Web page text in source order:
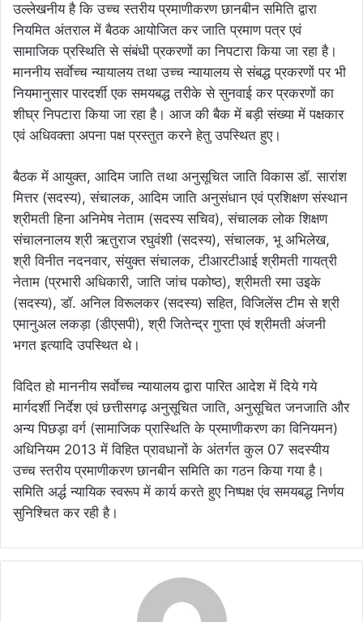
उल्लेखनीय है कि उच्च स्तरीय प्रमाणीकरण छानबीन समिति द्वारा
नियमित अंतराल में बैठक आयोजित कर जाति प्रमाण पत्र एवं
सामाजिक प्रस्थिति से संबंधी प्रकरणों का निपटारा किया जा रहा है।
माननीय सर्वाेच्च न्यायालय तथा उच्च न्यायालय से संबद्ध प्रकरणों पर भी
नियमानुसार पारदर्शी एक समयबद्ध तरीके से सुनवाई कर प्रकरणों का
शीघ्र निपटारा किया जा रहा है। आज की बैक में बड़ी संख्या में पक्षकार
एवं अधिवक्ता अपना पक्ष प्रस्तुत करने हेतु उपस्थित हुए।
बैठक में आयुक्त, आदिम जाति तथा अनुसूचित जाति विकास डॉ. सारांश
मित्तर (सदस्य), संचालक, आदिम जाति अनुसंधान एवं प्रशिक्षण संस्थान
श्रीमती हिना अनिमेष नेताम (सदस्य सचिव), संचालक लोक शिक्षण
संचालनालय श्री ऋतुराज रघुवंशी (सदस्य), संचालक, भू अभिलेख,
श्री विनीत नदनवार, संयुक्त संचालक, टीआरटीआई श्रीमती गायत्री
नेताम (प्रभारी अधिकारी, जाति जांच पकोष्ठ), श्रीमती रमा उइके
(सदस्य), डॉ. अनिल विरूलकर (सदस्य) सहित, विजिलेंस टीम से श्री
एमानुअल लकड़ा (डीएसपी), श्री जितेन्द्र गुप्ता एवं श्रीमती अंजनी
भगत इत्यादि उपस्थित थे।
विदित हो माननीय सर्वाेच्च न्यायालय द्वारा पारित आदेश में दिये गये
मार्गदर्शी निर्देश एवं छत्तीसगढ़ अनुसूचित जाति, अनुसूचित जनजाति और
अन्य पिछड़ा वर्ग (सामाजिक प्रास्थिति के प्रमाणीकरण का विनियमन)
अधिनियम 2013 में विहित प्रावधानों के अंतर्गत कुल 07 सदस्यीय
उच्च स्तरीय प्रमाणीकरण छानबीन समिति का गठन किया गया है।
समिति अर्द्ध न्यायिक स्वरूप में कार्य करते हुए निष्पक्ष एंव समयबद्ध निर्णय
सुनिश्चित कर रही है।